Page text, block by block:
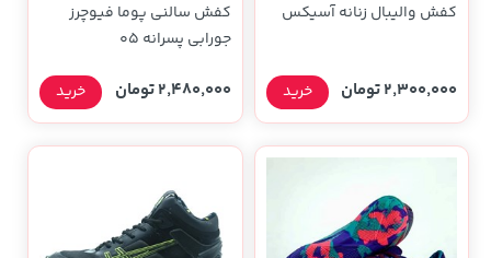
کفش والیبال زنانه آسیکس
2,300,000 تومان خرید
کفش سالنی پوما فیوچرز
جورابی پسرانه ۰۵
2,480,000 تومان خرید